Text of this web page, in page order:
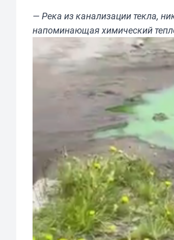
— Река из канализации текла,
напоминающая химический